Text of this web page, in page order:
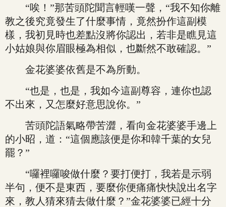
“唉！”那苦頭陀聞言輕嘆一聲，“我不知你離
教之後究竟發生了什麼事情，竟然扮作這副模
樣，我初見時也差點沒將你認出，若非是瞧見這
小姑娘與你眉眼極為相似，也斷然不敢確認。”
金花婆婆依舊是不為所動。
“也是，也是，我如今這副尊容，連你也認
不出來，又怎麼好意思說你。”
苦頭陀語氣略帶苦澀，看向金花婆婆手邊上
的小昭，道：“這個應該便是你和韓千葉的女兒
罷？”
“囉裡囉唆做什麼？要打便打，我若是示弱
半句，便不是東西，要麼你便痛痛快快說出名字
來，教人猜來猜去做什麼？”金花婆婆已經十分